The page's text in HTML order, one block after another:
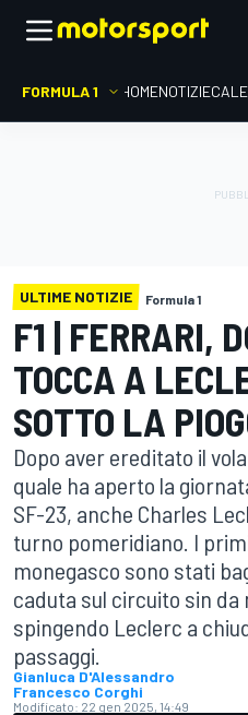
FORMULA 1 HOMENOTIZIE
ULTIME NOTIZIE Formula 1
F1 | FERRARI,
TOCCA A
SOTTO LA
Dopo aver ereditato il
quale ha aperto la
SF-23, anche Charles
turno pomeridiano. I
monegasco sono stati
caduta sul circuito sin da
spingendo Leclerc a
passaggi.
Gianluca D'Alessandro
Francesco Corghi
Modificato: 22 gen 2025, 14:49